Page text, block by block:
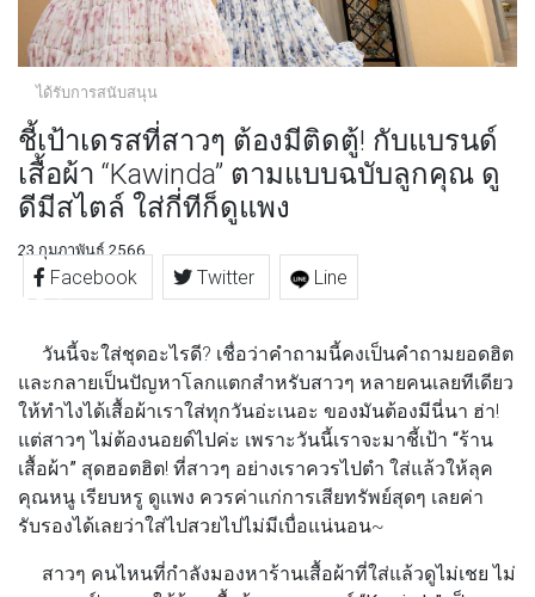
ได้รับการสนับสนุน
ชี้เป้าเดรสที่สาวๆ ต้องมีติดตู้! กับแบรนด์
เสื้อผ้า “Kawinda” ตามแบบฉบับลูกคุณ ดู
ดีมีสไตล์ ใส่กี่ทีก็ดูแพง
23 กุมภาพันธ์ 2566
Facebook Twitter Line
วันนี้จะใส่ชุดอะไรดี? เชื่อว่าคำถามนี้คงเป็นคำถามยอดฮิต
และกลายเป็นปัญหาโลกแตกสำหรับสาวๆ หลายคนเลยทีเดียว
ให้ทำไงได้เสื้อผ้าเราใส่ทุกวันอ่ะเนอะ ของมันต้องมีนี่นา ฮ่า!
แต่สาวๆ ไม่ต้องนอยด์ไปค่ะ เพราะวันนี้เราจะมาชี้เป้า “ร้าน
เสื้อผ้า” สุดฮอตฮิต! ที่สาวๆ อย่างเราควรไปตำ ใส่แล้วให้ลุค
คุณหนู เรียบหรู ดูแพง ควรค่าแก่การเสียทรัพย์สุดๆ เลยค่า
รับรองได้เลยว่าใส่ไปสวยไปไม่มีเบื่อแน่นอน~
สาวๆ คนไหนที่กำลังมองหาร้านเสื้อผ้าที่ใส่แล้วดูไม่เชย ไม่